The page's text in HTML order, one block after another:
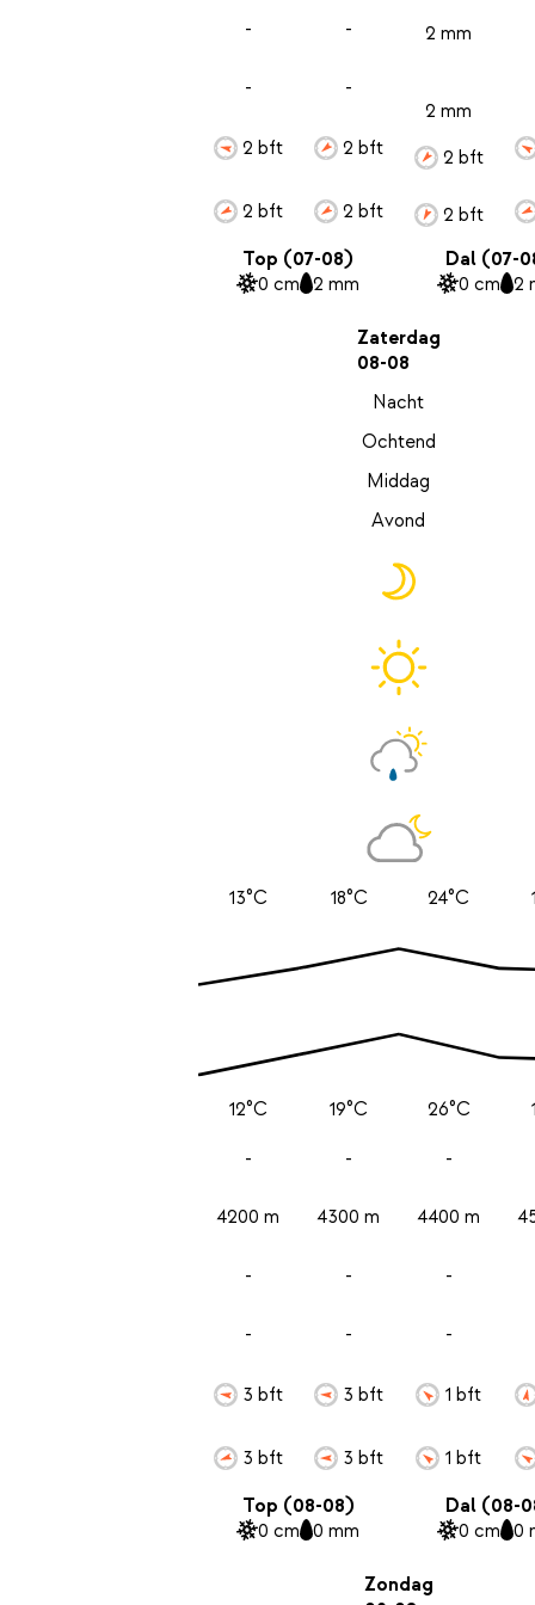
-
-
2 bft
2 bft
-
-
2 bft
2 bft
2 mm
2 mm
2 bft
2 bft
Top (07-08)
0 cm 2 mm
Dal (07-
0 cm 2
Zaterdag
08-08
Nacht
Ochtend
Middag
Avond
13°C
12°C
-
4200 m
-
-
3 bft
3 bft
18°C
19°C
-
4300 m
-
-
3 bft
3 bft
24°C
26°C
-
4400 m
-
-
1 bft
1 bft
Top (08-08)
0 cm 0 mm
Dal (08-
0 cm 0
Zondag